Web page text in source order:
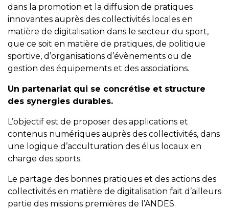
dans la promotion et la diffusion de pratiques
innovantes auprès des collectivités locales en
matière de digitalisation dans le secteur du sport,
que ce soit en matière de pratiques, de politique
sportive, d’organisations d’évènements ou de
gestion des équipements et des associations.
Un partenariat qui se concrétise et structure
des synergies durables.
L’objectif est de proposer des applications et
contenus numériques auprès des collectivités, dans
une logique d’acculturation des élus locaux en
charge des sports.
Le partage des bonnes pratiques et des actions des
collectivités en matière de digitalisation fait d’ailleurs
partie des missions premières de l’ANDES.